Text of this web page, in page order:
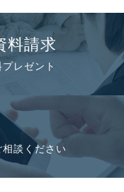
料請求
レゼント
談ください